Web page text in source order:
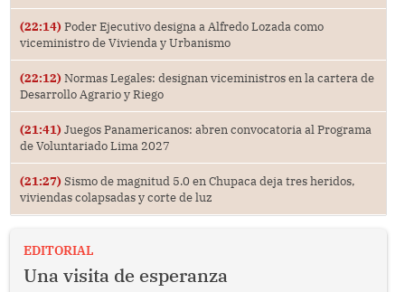
(22:14) Poder Ejecutivo designa a Alfredo Lozada como
viceministro de Vivienda y Urbanismo
(22:12) Normas Legales: designan viceministros en la cartera de
Desarrollo Agrario y Riego
(21:41) Juegos Panamericanos: abren convocatoria al Programa
de Voluntariado Lima 2027
(21:27) Sismo de magnitud 5.0 en Chupaca deja tres heridos,
viviendas colapsadas y corte de luz
EDITORIAL
Una visita de esperanza